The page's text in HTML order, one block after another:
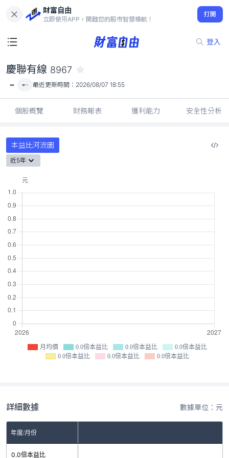
財富自由
立即使用APP，開啟您的股市智慧導航！
打開
登入
-
慶聯有線 8967
- - 最近更新時間： 2026/08/07 18:55
個股概覽 財務報表 獲利能力 安全性分析
本益比河流圖
近5年
月均價 0.0倍本益比 0.0倍本益比
0.0倍本益比
0.0倍本益比
0.0倍本益比 0.0倍本益比
詳細數據 數據單位：元
年度/月份
0.0倍本益比